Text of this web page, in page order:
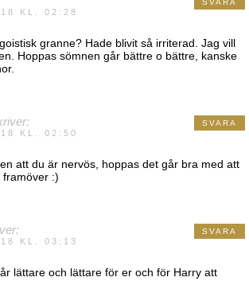
KL. 02:28
granne? Hade blivit så irriterad. Jag vill
Hoppas sömnen går bättre o bättre, kanske
SVARA
KL. 02:50
att du är nervös, hoppas det går bra med att
framöver :)
SVARA
KL. 03:13
lättare och lättare för er och för Harry att
SVARA